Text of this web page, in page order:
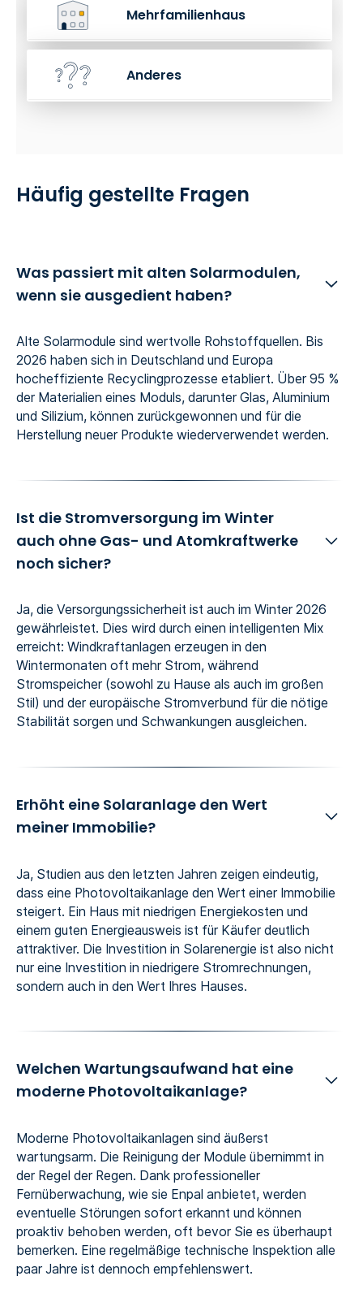
Mehrfamilienhaus
Anderes
Häufig gestellte Fragen
Was passiert mit alten Solarmodulen,
wenn sie ausgedient haben?
Alte Solarmodule sind wertvolle Rohstoffquellen. Bis
2026 haben sich in Deutschland und Europa
hocheffiziente Recyclingprozesse etabliert. Über 95 %
der Materialien eines Moduls, darunter Glas, Aluminium
und Silizium, können zurückgewonnen und für die
Herstellung neuer Produkte wiederverwendet werden.
Ist die Stromversorgung im Winter
auch ohne Gas- und Atomkraftwerke
noch sicher?
Ja, die Versorgungssicherheit ist auch im Winter 2026
gewährleistet. Dies wird durch einen intelligenten Mix
erreicht: Windkraftanlagen erzeugen in den
Wintermonaten oft mehr Strom, während
Stromspeicher (sowohl zu Hause als auch im großen
Stil) und der europäische Stromverbund für die nötige
Stabilität sorgen und Schwankungen ausgleichen.
Erhöht eine Solaranlage den Wert
meiner Immobilie?
Ja, Studien aus den letzten Jahren zeigen eindeutig,
dass eine Photovoltaikanlage den Wert einer Immobilie
steigert. Ein Haus mit niedrigen Energiekosten und
einem guten Energieausweis ist für Käufer deutlich
attraktiver. Die Investition in Solarenergie ist also nicht
nur eine Investition in niedrigere Stromrechnungen,
sondern auch in den Wert Ihres Hauses.
Welchen Wartungsaufwand hat eine
moderne Photovoltaikanlage?
Moderne Photovoltaikanlagen sind äußerst
wartungsarm. Die Reinigung der Module übernimmt in
der Regel der Regen. Dank professioneller
Fernüberwachung, wie sie Enpal anbietet, werden
eventuelle Störungen sofort erkannt und können
proaktiv behoben werden, oft bevor Sie es überhaupt
bemerken. Eine regelmäßige technische Inspektion alle
paar Jahre ist dennoch empfehlenswert.